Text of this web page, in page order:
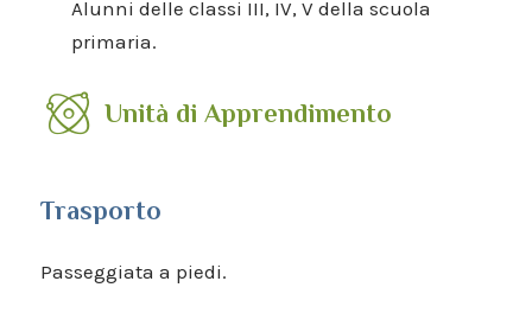
Alunni delle classi III, IV, V della scuola
primaria.
Unità di Apprendimento
Trasporto
Passeggiata a piedi.